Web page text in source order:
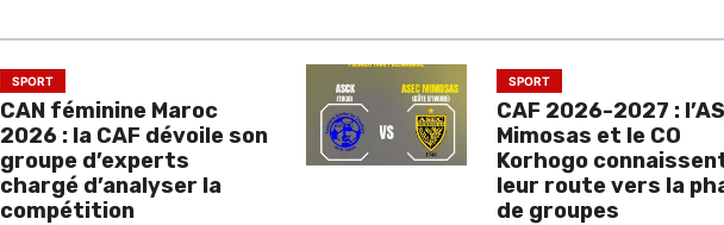
SPORT
CAN féminine Maroc
2026 : la CAF dévoile son
groupe d’experts
chargé d’analyser la
compétition
SPORT
CAF 2026-2027 :
Mimosas et le CO
Korhogo
leur route vers la
de groupes